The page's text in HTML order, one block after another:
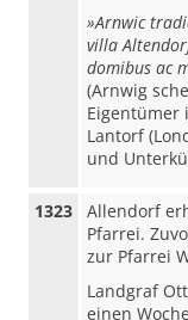
»Arnwic
villa
domibus ac
(Arnwig
Eigentümer
Lantorf
und
1323
Allendorf
Pfarrei.
zur Pfarrei
Landgraf
einen